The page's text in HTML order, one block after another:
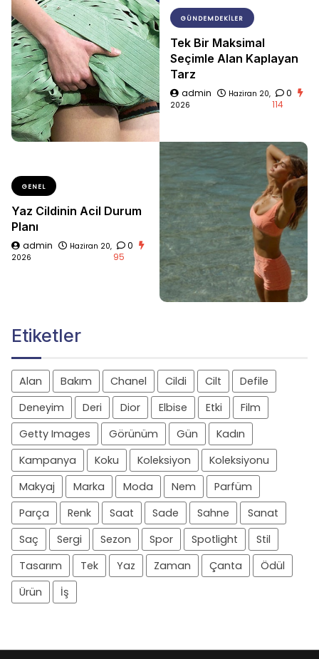
GÜNDEMDEKILER
Tek Bir Maksimal
Seçimle Alan Kaplayan
Tarz
admin
Haziran 20,
2026
0
114
GENEL
Yaz Cildinin Acil Durum
Planı
admin
Haziran 20,
2026
0
95
Etiketler
Alan Bakım Chanel Cildi Cilt
Defile
Deneyim
Deri Dior Elbise Etki
Film
Getty Images
Görünüm Gün
Kadın
Kampanya
Koku Koleksiyon
Koleksiyonu
Makyaj
Marka Moda Nem
Parfüm
Parça
Renk Saat Sade Sahne
Sanat
Saç
Sergi Sezon Spor Spotlight
Stil
Tasarım
Tek Yaz Zaman Çanta
Ödül
Ürün
İş